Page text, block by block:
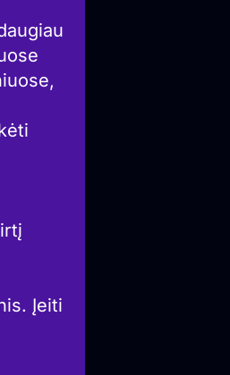
Įeiti